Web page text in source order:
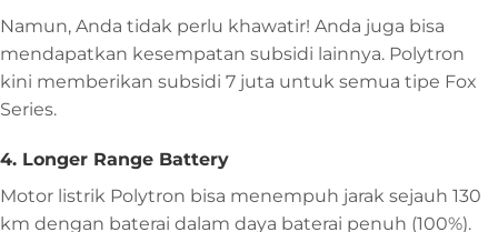
Namun, Anda tidak perlu khawatir! Anda juga bisa
mendapatkan kesempatan subsidi lainnya. Polytron
kini memberikan subsidi 7 juta untuk semua tipe Fox
Series.
4. Longer Range Battery
Motor listrik Polytron bisa menempuh jarak sejauh 130
km dengan baterai dalam daya baterai penuh (100%).